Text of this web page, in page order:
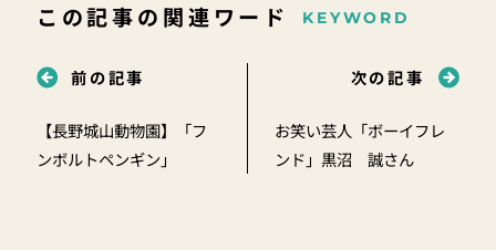
この記事の関連ワード KEYWORD
前の記事
【長野城山動物園】「フ
ンボルトペンギン」
次の記事
お笑い芸人「ボーイフレ
ンド」黒沼 誠さん